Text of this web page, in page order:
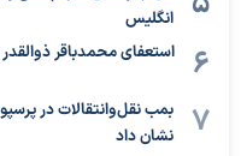
انگلیس
استعفای محمدباقر
بمب نقل‌وانتقالات در
نشان داد